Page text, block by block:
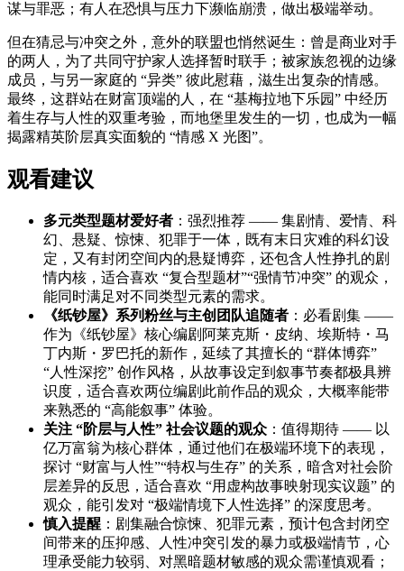
谋与罪恶；有人在恐惧与压力下濒临崩溃，做出极端举动。
但在猜忌与冲突之外，意外的联盟也悄然诞生：曾是商业对手
的两人，为了共同守护家人选择暂时联手；被家族忽视的边缘
成员，与另一家庭的 “异类” 彼此慰藉，滋生出复杂的情感。
最终，这群站在财富顶端的人，在 “基梅拉地下乐园” 中经历
着生存与人性的双重考验，而地堡里发生的一切，也成为一幅
揭露精英阶层真实面貌的 “情感 X 光图”。
观看建议
多元类型题材爱好者 ：强烈推荐 —— 集剧情、爱情、科
幻、悬疑、惊悚、犯罪于一体，既有末日灾难的科幻设
定，又有封闭空间内的悬疑博弈，还包含人性挣扎的剧
情内核，适合喜欢 “复合型题材”“强情节冲突” 的观众，
能同时满足对不同类型元素的需求。
《纸钞屋》系列粉丝与主创团队追随者 ：必看剧集 ——
作为《纸钞屋》核心编剧阿莱克斯・皮纳、埃斯特・马
丁内斯・罗巴托的新作，延续了其擅长的 “群体博弈”
“人性深挖” 创作风格，从故事设定到叙事节奏都极具辨
识度，适合喜欢两位编剧此前作品的观众，大概率能带
来熟悉的 “高能叙事” 体验。
关注 “阶层与人性” 社会议题的观众 ：值得期待 —— 以
亿万富翁为核心群体，通过他们在极端环境下的表现，
探讨 “财富与人性”“特权与生存” 的关系，暗含对社会阶
层差异的反思，适合喜欢 “用虚构故事映射现实议题” 的
观众，能引发对 “极端情境下人性选择” 的深度思考。
慎入提醒 ：剧集融合惊悚、犯罪元素，预计包含封闭空
间带来的压抑感、人性冲突引发的暴力或极端情节，心
理承受能力较弱、对黑暗题材敏感的观众需谨慎观看；